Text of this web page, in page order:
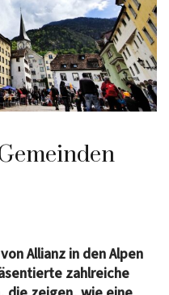
Allianz in den Alpen
zahlreiche